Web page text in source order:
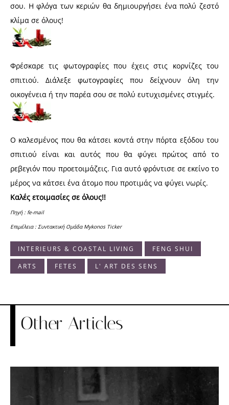
σου. Η φλόγα των κεριών θα δημιουργήσει ένα πολύ ζεστό
κλίμα σε όλους!
Φρέσκαρε τις φωτογραφίες που έχεις στις κορνίζες του
σπιτιού. Διάλεξε φωτογραφίες που δείχνουν όλη την
οικογένεια ή την παρέα σου σε πολύ ευτυχισμένες στιγμές.
Ο καλεσμένος που θα κάτσει κοντά στην πόρτα εξόδου του
σπιτιού είναι και αυτός που θα φύγει πρώτος από το
ρεβεγιόν που προετοιμάζεις. Για αυτό φρόντισε σε εκείνο το
μέρος να κάτσει ένα άτομο που προτιμάς να φύγει νωρίς.
Καλές ετοιμασίες σε όλους!!
Πηγή : fe-mail
Επιμέλεια : Συντακτική Ομάδα Mykonos Ticker
INTERIEURS & COASTAL LIVING
FENG SHUI
ARTS
FETES L' ART DES SENS
Other Articles